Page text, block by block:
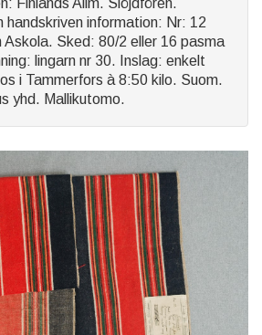
Finlands Allm. Slöjdfören.
handskriven information: Nr: 12
Askola. Sked: 80/2 eller 16 pasma
lingarn nr 30. Inslag: enkelt
i Tammerfors à 8:50 kilo. Suom.
yhd. Mallikutomo.